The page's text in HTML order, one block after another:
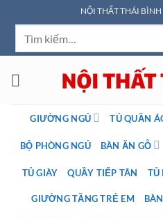
qua
dung
NỘI THẤT THÁI BÌNH
GIƯỜNG NGỦ TỦ QUẦN
BỘ PHÒNG NGỦ BÀN ĂN GỖ
TỦ GIÀY QUẦY TIẾP TÂN TỦ
GIƯỜNG TẦNG TRẺ EM